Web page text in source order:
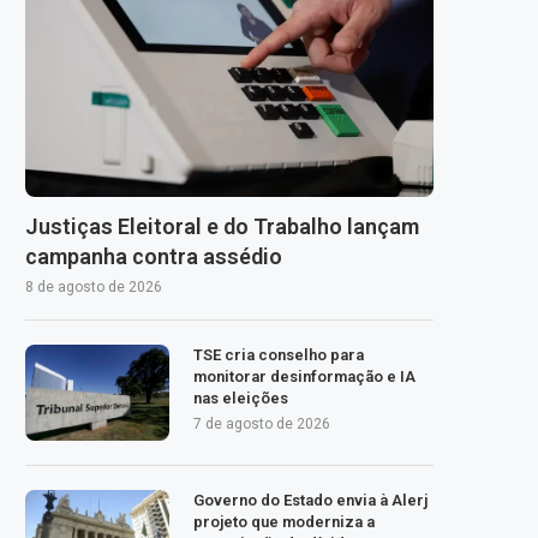
Justiças Eleitoral e do Trabalho lançam
campanha contra assédio
8 de agosto de 2026
TSE cria conselho para
monitorar desinformação e IA
nas eleições
7 de agosto de 2026
Governo do Estado envia à Alerj
projeto que moderniza a